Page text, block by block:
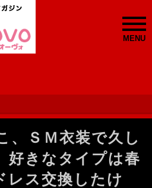
MENU
、ＳＭ衣装で久し
きなタイプは春
レス交換したけ